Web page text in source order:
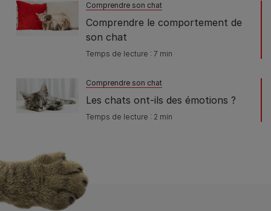
Comprendre son chat
Comprendre le comportement de
son chat
Temps de lecture : 7 min
Comprendre son chat
Les chats ont-ils des émotions ?
Temps de lecture : 2 min